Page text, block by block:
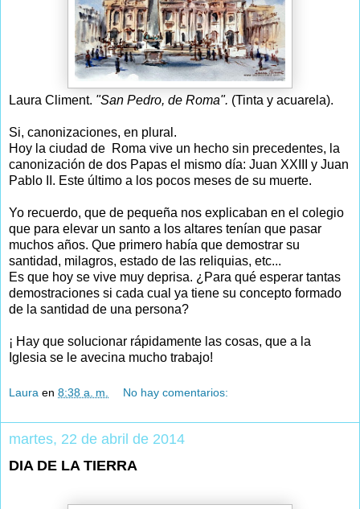
Laura Climent. "San Pedro, de Roma". (Tinta y acuarela).
Si, canonizaciones, en plural.
Hoy la ciudad de Roma vive un hecho sin precedentes, la
canonización de dos Papas el mismo día: Juan XXIII y Juan
Pablo II. Este último a los pocos meses de su muerte.
Yo recuerdo, que de pequeña nos explicaban en el colegio
que para elevar un santo a los altares tenían que pasar
muchos años. Que primero había que demostrar su
santidad, milagros, estado de las reliquias, etc...
Es que hoy se vive muy deprisa. ¿Para qué esperar tantas
demostraciones si cada cual ya tiene su concepto formado
de la santidad de una persona?
¡ Hay que solucionar rápidamente las cosas, que a la
Iglesia se le avecina mucho trabajo!
Laura en 8:38 a. m. No hay comentarios:
martes, 22 de abril de 2014
DIA DE LA TIERRA